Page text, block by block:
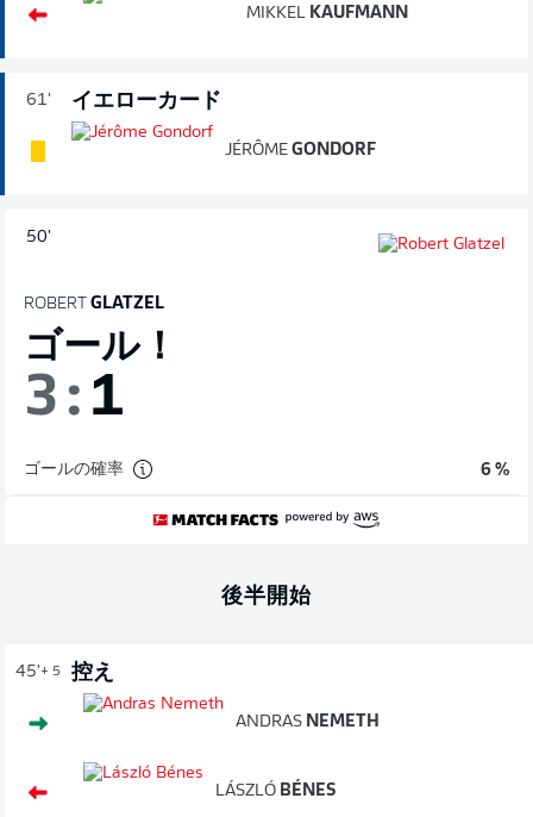
MIKKEL KAUFMANN
61' イエローカード
JÉRÔME GONDORF
50'
ROBERT GLATZEL
ゴール！
3 : 1
ゴールの確率 6 %
後半開始
45'+ 5 控え
ANDRAS NEMETH
LÁSZLÓ BÉNES